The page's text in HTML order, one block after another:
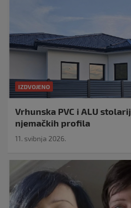
IZDVOJENO
Vrhunska PVC i ALU
njemačkih profila
11. svibnja 2026.